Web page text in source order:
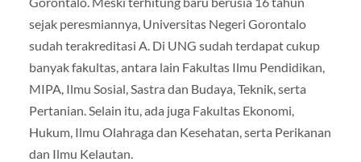
sejak peresmiannya, Universitas Negeri Gorontalo
sudah terakreditasi A. Di UNG sudah terdapat cukup
banyak fakultas, antara lain Fakultas Ilmu Pendidikan,
MIPA, Ilmu Sosial, Sastra dan Budaya, Teknik, serta
Pertanian. Selain itu, ada juga Fakultas Ekonomi,
Hukum, Ilmu Olahraga dan Kesehatan, serta Perikanan
dan Ilmu Kelautan.